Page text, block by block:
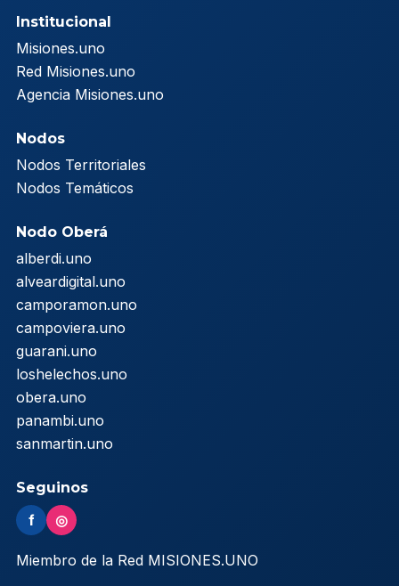
Institucional
Misiones.uno
Red Misiones.uno
Agencia Misiones.uno
Nodos
Nodos Territoriales
Nodos Temáticos
Nodo Oberá
alberdi.uno
alveardigital.uno
camporamon.uno
campoviera.uno
guarani.uno
loshelechos.uno
obera.uno
panambi.uno
sanmartin.uno
Seguinos
f ◎
Miembro de la Red MISIONES.UNO